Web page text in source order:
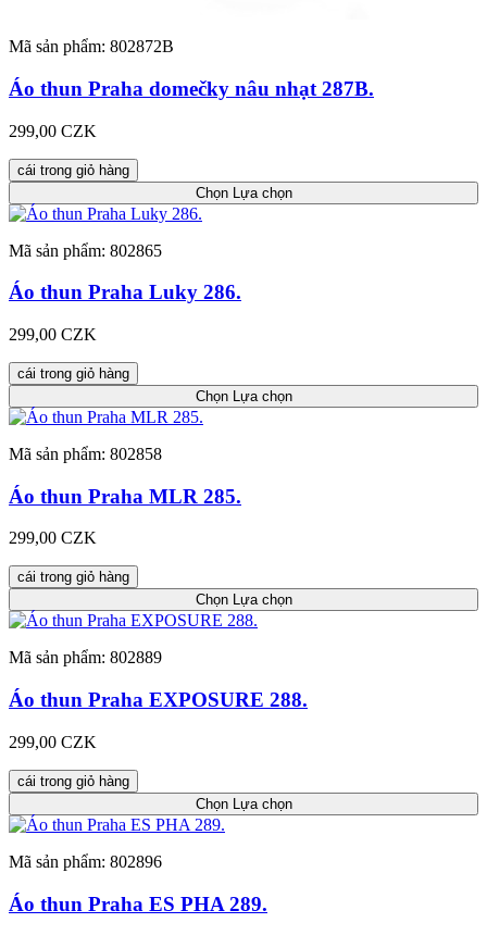
Mã sản phẩm: 802872B
Áo thun Praha domečky nâu nhạt 287B.
299,00 CZK
cái trong giỏ hàng
ChọnLựa chọn
Mã sản phẩm: 802865
Áo thun Praha Luky 286.
299,00 CZK
cái trong giỏ hàng
ChọnLựa chọn
Mã sản phẩm: 802858
Áo thun Praha MLR 285.
299,00 CZK
cái trong giỏ hàng
ChọnLựa chọn
Mã sản phẩm: 802889
Áo thun Praha EXPOSURE 288.
299,00 CZK
cái trong giỏ hàng
ChọnLựa chọn
Mã sản phẩm: 802896
Áo thun Praha ES PHA 289.